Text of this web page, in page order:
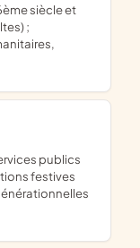
siècle et
;
festives